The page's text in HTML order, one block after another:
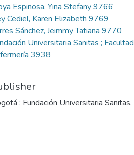
Espinosa, Yina Stefany 9766
Cediel, Karen Elizabeth 9769
Sánchez, Jeimmy Tatiana 9770
Universitaria Sanitas ;
3938
: Fundación Universitaria Sanitas,